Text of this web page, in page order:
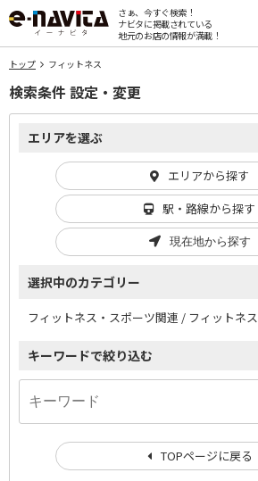
さぁ、今すぐ検索！
ナビタに掲載されている
地元のお店の情報が満載！
トップ フィットネス
検索条件 設定・変更
エリアを選ぶ
エリアから探す
駅・路線から探す
現在地から探す
選択中のカテゴリー
フィットネス・スポーツ関連 / フィットネス
キーワードで絞り込む
TOPページに戻る